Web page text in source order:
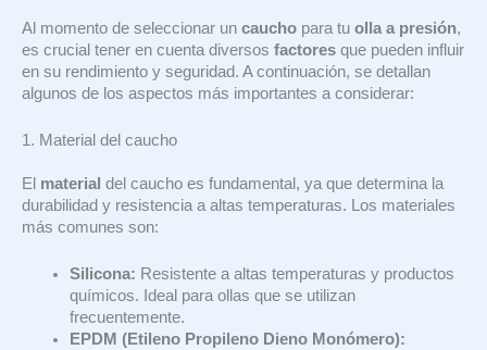
Al momento de seleccionar un caucho para tu olla a presión,
es crucial tener en cuenta diversos factores que pueden influir
en su rendimiento y seguridad. A continuación, se detallan
algunos de los aspectos más importantes a considerar:
1. Material del caucho
El material del caucho es fundamental, ya que determina la
durabilidad y resistencia a altas temperaturas. Los materiales
más comunes son:
Silicona: Resistente a altas temperaturas y productos
químicos. Ideal para ollas que se utilizan
frecuentemente.
EPDM (Etileno Propileno Dieno Monómero):